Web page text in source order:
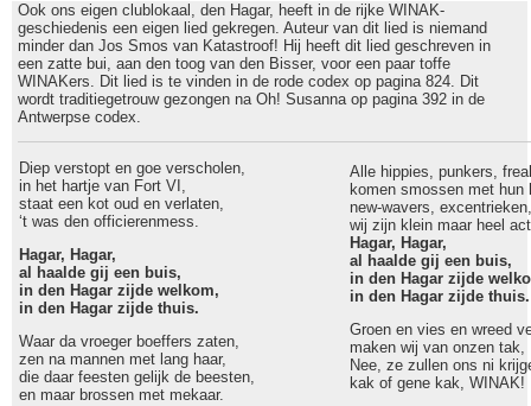
Ook ons eigen clublokaal, den Hagar, heeft in de rijke WINAK-
geschiedenis een eigen lied gekregen. Auteur van dit lied is niemand
minder dan Jos Smos van Katastroof! Hij heeft dit lied geschreven in
een zatte bui, aan den toog van den Bisser, voor een paar toffe
WINAKers. Dit lied is te vinden in de rode codex op pagina 824. Dit
wordt traditiegetrouw gezongen na Oh! Susanna op pagina 392 in de
Antwerpse codex.
Diep verstopt en goe verscholen,
in het hartje van Fort VI,
staat een kot oud en verlaten,
‘t was den officierenmess.
Hagar, Hagar,
al haalde gij een buis,
in den Hagar zijde welkom,
in den Hagar zijde thuis.
Waar da vroeger boeffers zaten,
zen na mannen met lang haar,
die daar feesten gelijk de beesten,
en maar brossen met mekaar.
Alle hippies, punkers,
komen smossen met hun
new-wavers, excentrieken,
wij zijn klein maar heel
Hagar, Hagar,
al haalde gij een buis,
in den Hagar zijde
in den Hagar zijde thuis.
Groen en vies en wreed
maken wij van onzen tak,
Nee, ze zullen ons ni
kak of gene kak, WINAK!